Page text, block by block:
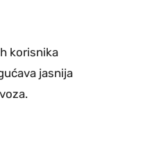
korisnika
jasnija